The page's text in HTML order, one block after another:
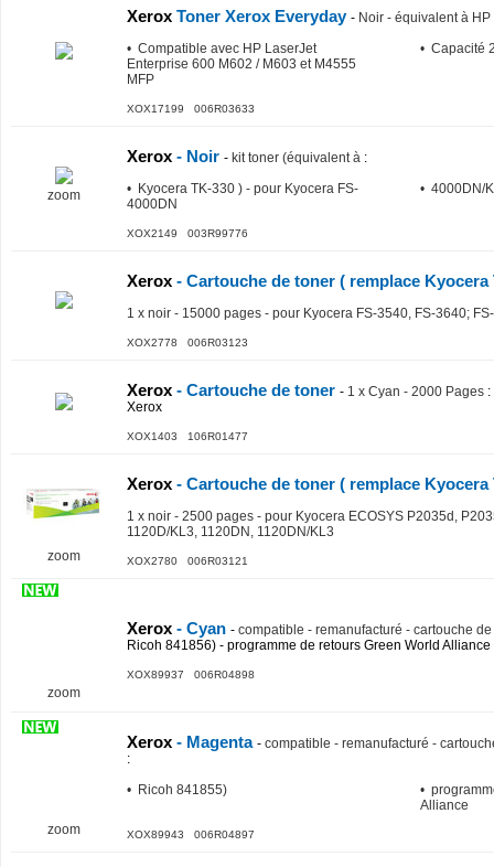
Xerox Toner Xerox Everyday - Noir - équivalent à
• Compatible avec HP LaserJet
Enterprise 600 M602 / M603 et M4555
MFP
• Capacité
XOX17199 006R03633
zoom
Xerox - Noir - kit toner (équivalent à :
• Kyocera TK-330 ) - pour Kyocera FS-
4000DN
• 4000DN/
XOX2149 003R99776
Xerox - Cartouche de toner ( remplace Kyocera
1 x noir - 15000 pages - pour Kyocera FS-3540, FS-3640;
XOX2778 006R03123
Xerox - Cartouche de toner - 1 x Cyan - 2000 Pages
Xerox
XOX1403 106R01477
zoom
Xerox - Cartouche de toner ( remplace Kyocera
1 x noir - 2500 pages - pour Kyocera ECOSYS P2035d,
1120D/KL3, 1120DN, 1120DN/KL3
XOX2780 006R03121
zoom
Xerox - Cyan - compatible - remanufacturé - cartouche
Ricoh 841856) - programme de retours Green World Alliance
XOX89937 006R04898
zoom
Xerox - Magenta - compatible - remanufacturé -
:
• Ricoh 841855)
•
Alliance
XOX89943 006R04897